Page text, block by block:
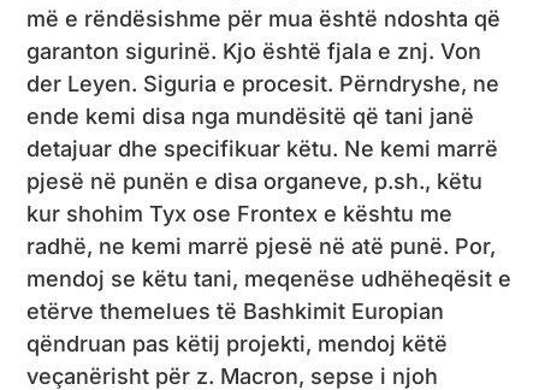
më e rëndësishme për mua është ndoshta që
garanton sigurinë. Kjo është fjala e znj. Von
der Leyen. Siguria e procesit. Përndryshe, ne
ende kemi disa nga mundësitë që tani janë
detajuar dhe specifikuar këtu. Ne kemi marrë
pjesë në punën e disa organeve, p.sh., këtu
kur shohim Tyx ose Frontex e kështu me
radhë, ne kemi marrë pjesë në atë punë. Por,
mendoj se këtu tani, meqenëse udhëheqësit e
etërve themelues të Bashkimit Europian
qëndruan pas këtij projekti, mendoj këtë
veçanërisht për z. Macron, sepse i njoh